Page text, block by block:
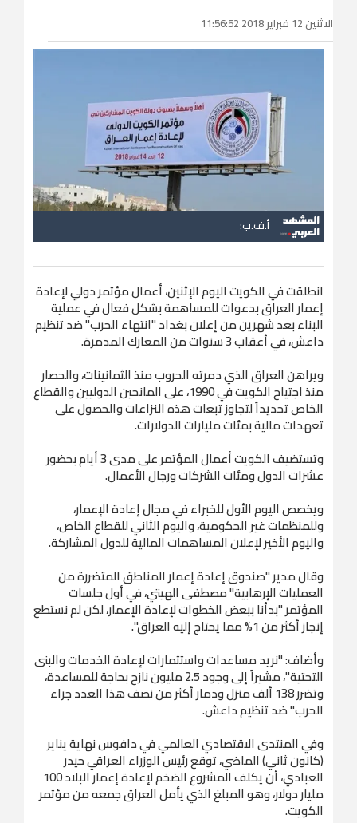
الاثنين 12 فبراير 2018 11:56:52
أ.ف.ب:
انطلقت في الكويت اليوم الإثنين، أعمال مؤتمر دولي لإعادة
إعمار العراق بدعوات للمساهمة بشكل فعال في عملية
البناء بعد شهرين من إعلان بغداد "انتهاء الحرب" ضد تنظيم
داعش، في أعقاب 3 سنوات من المعارك المدمرة.
ويراهن العراق الذي دمرته الحروب منذ الثمانينات، والحصار
منذ اجتياح الكويت في 1990، على المانحين الدوليين والقطاع
الخاص تحديداً لتجاوز تبعات هذه النزاعات والحصول على
تعهدات مالية بمئات مليارات الدولارات.
وتستضيف الكويت أعمال المؤتمر على مدى 3 أيام بحضور
عشرات الدول ومئات الشركات ورجال الأعمال.
ويخصص اليوم الأول للخبراء في مجال إعادة الإعمار،
وللمنظمات غير الحكومية، واليوم الثاني للقطاع الخاص،
واليوم الأخير لإعلان المساهمات المالية للدول المشاركة.
وقال مدير "صندوق إعادة إعمار المناطق المتضررة من
العمليات الإرهابية" مصطفى الهيتي، في أول جلسات
المؤتمر "بدأنا ببعض الخطوات لإعادة الإعمار، لكن لم نستطع
إنجاز أكثر من 1% مما يحتاج إليه العراق".
وأضاف: "نريد مساعدات واستثمارات لإعادة الخدمات والبنى
التحتية"، مشيراً إلى وجود 2.5 مليون نازح بحاجة للمساعدة،
وتضرر 138 ألف منزل ودمار أكثر من نصف هذا العدد جراء
الحرب" ضد تنظيم داعش.
وفي المنتدى الاقتصادي العالمي في دافوس نهاية يناير
(كانون ثاني) الماضي، توقع رئيس الوزراء العراقي حيدر
العبادي، أن يكلف المشروع الضخم لإعادة إعمار البلاد 100
مليار دولار، وهو المبلغ الذي يأمل العراق جمعه من مؤتمر
الكويت.